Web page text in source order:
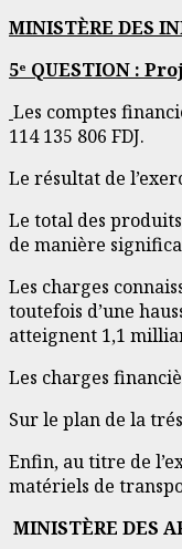
MINISTÈRE DES
5ᵉ QUESTION :
Les comptes
114 135 806 FDJ.
Le résultat de
Le total des
de manière
Les charges
toutefois d’une
atteignent 1,1
Les charges
Sur le plan de la
Enfin, au titre de
matériels de
MINISTÈRE DES